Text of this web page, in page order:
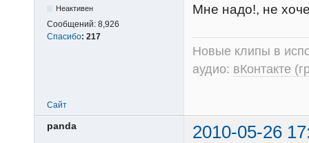
Неактивен
Сообщений: 8,926
Спасибо: 217
Мне надо!, не
Новые клипы в
аудио: вКонтакте
Сайт
panda 2010-05-26